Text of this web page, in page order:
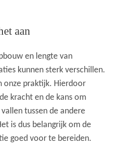
aan
en lengte van
kunnen sterk verschillen.
onze praktijk. Hierdoor
kracht en de kans om
tussen de andere
is dus belangrijk om de
goed voor te bereiden.